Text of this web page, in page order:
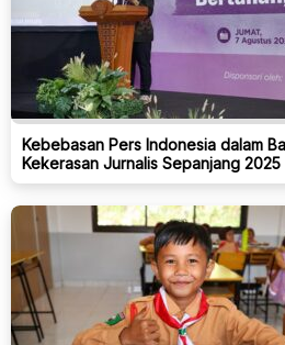
Kebebasan Pers Indonesia dalam
Kekerasan Jurnalis Sepanjang 2025